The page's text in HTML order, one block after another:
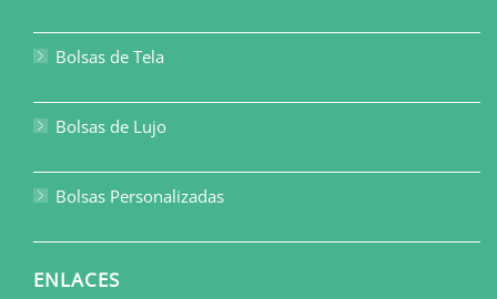
Bolsas de Tela
Bolsas de Lujo
Bolsas Personalizadas
ENLACES